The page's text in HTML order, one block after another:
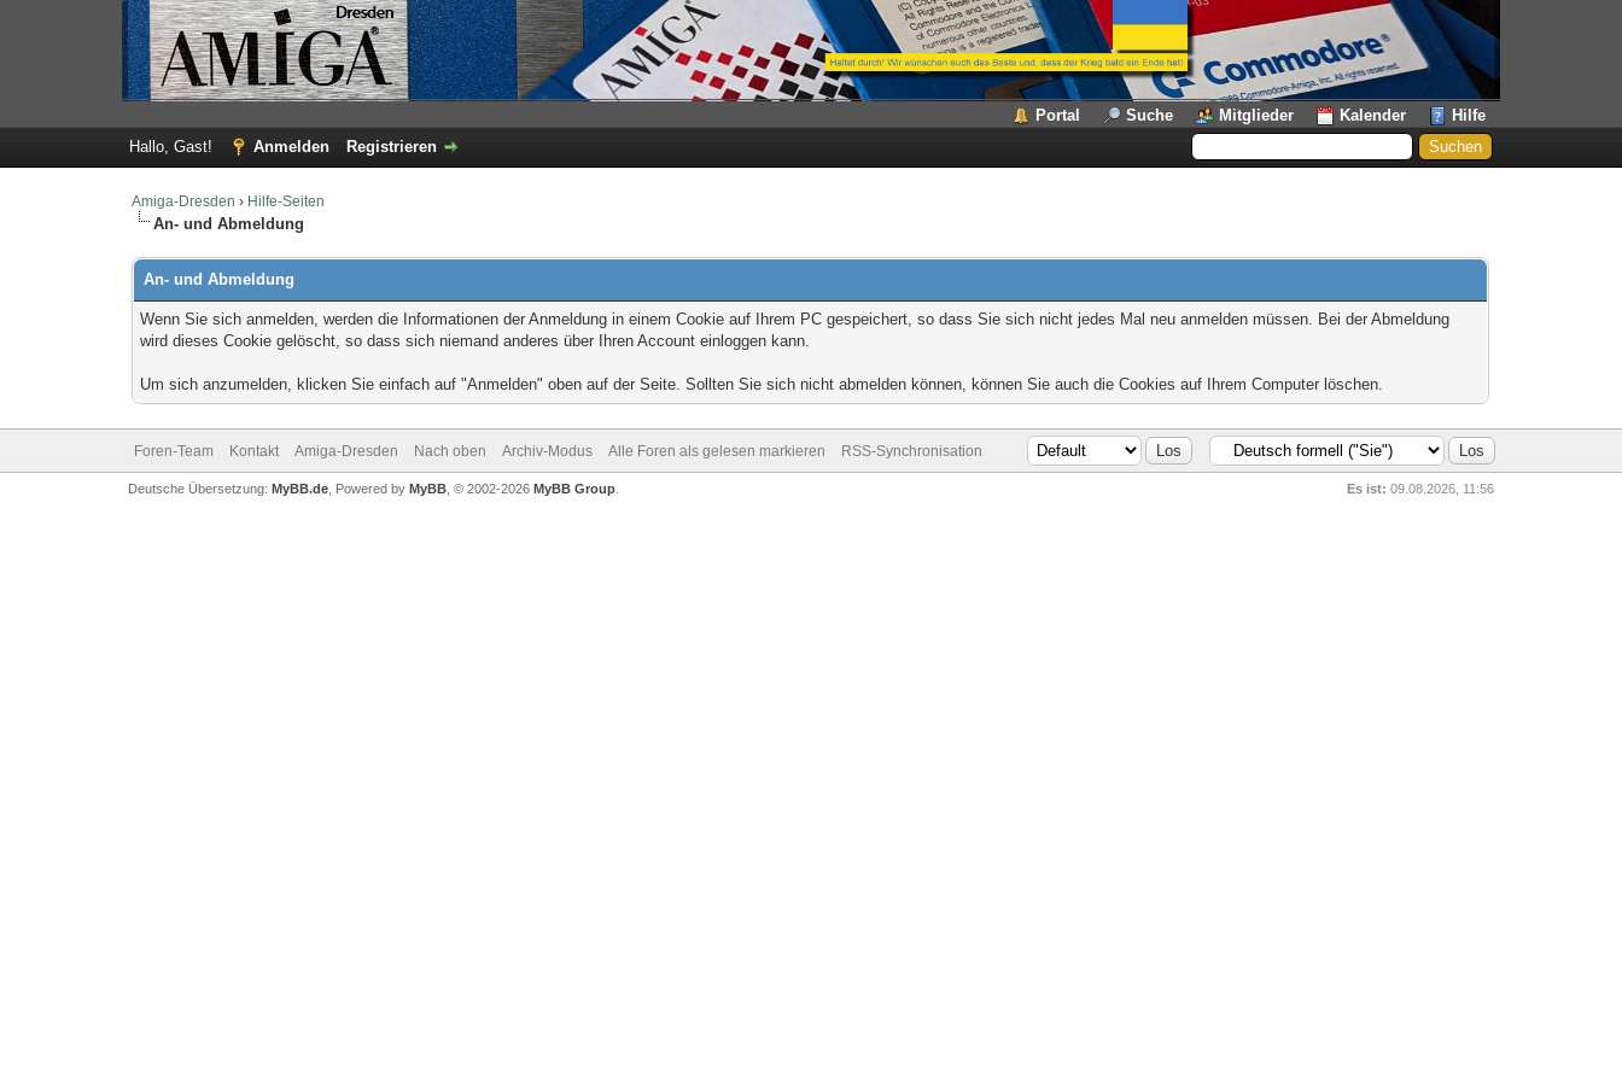
Portal Suche Mitglieder Kalender
Hilfe
Hallo, Gast!
Anmelden Registrieren
Amiga-Dresden › Hilfe-Seiten
An- und Abmeldung
An- und Abmeldung
Wenn Sie sich anmelden, werden die Informationen der Anmeldung in einem Cookie auf Ihrem PC gespeichert, so dass Sie sich nicht jedes Mal neu anmelden müssen. Bei der Abmeldung
wird dieses Cookie gelöscht, so dass sich niemand anderes über Ihren Account einloggen kann.
Um sich anzumelden, klicken Sie einfach auf "Anmelden" oben auf der Seite. Sollten Sie sich nicht abmelden können, können Sie auch die Cookies auf Ihrem Computer löschen.
Foren-Team Kontakt Amiga-Dresden Nach oben Archiv-Modus Alle Foren als gelesen markieren RSS-Synchronisation
Es ist: 09.08.2026, 11:56
Deutsche Übersetzung: MyBB.de, Powered by MyBB, © 2002-2026 MyBB Group.